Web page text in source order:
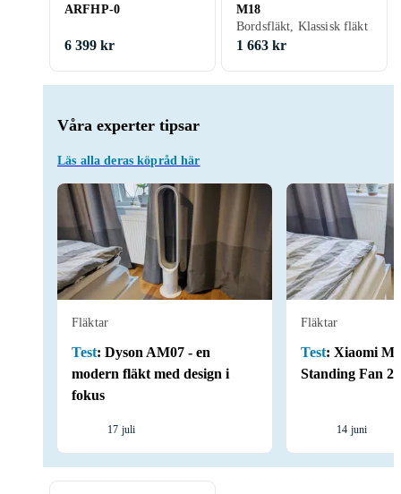
Våra experter tipsar
Läs alla deras köpråd här
Fläktar
Test: Dyson AM07 - en
modern fläkt med design i
fokus
17 juli
Fläktar
Test: Xiaomi Mi
Standing Fan 2
14 juni
ARFHP-0
6 399 kr
M18
Bordsfläkt, Klassisk fläkt
1 663 kr